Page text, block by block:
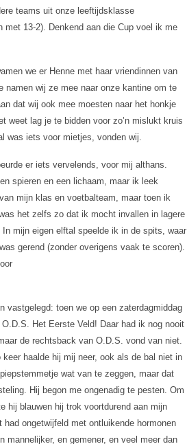
teams uit onze leeftijdsklasse
met 13-2). Denkend aan die Cup voel ik me
we er Henne met haar vriendinnen van
namen wij ze mee naar onze kantine om te
dat wij ook mee moesten naar het honkje
weet lag je te bidden voor zo’n mislukt kruis
was iets voor mietjes, vonden wij.
er iets vervelends, voor mij althans.
spieren en een lichaam, maar ik leek
mijn klas en voetbalteam, maar toen ik
het zelfs zo dat ik mocht invallen in lagere
mijn eigen elftal speelde ik in de spits, waar
gerend (zonder overigens vaak te scoren).
vastgelegd: toen we op een zaterdagmiddag
Het Eerste Veld! Daar had ik nog nooit
de rechtsback van O.D.S. vond van niet.
haalde hij mij neer, ook als de bal niet in
wat van te zeggen, maar dat
Hij begon me ongenadig te pesten. Om
hij blauwen hij trok voortdurend aan mijn
ongetwijfeld met ontluikende hormonen
mannelijker, en gemener, en veel meer dan